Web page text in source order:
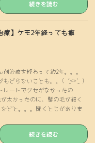
続きを読む
療】ケモ2年経っても癖
剤治療を終わって約2年。。。
もどらないことも。。( ˊ̱˂˃ˋ̱ )
レートでクセがなかったの
太かったのに、髪の毛が細く
どと。。。聞くとこがありま
続きを読む